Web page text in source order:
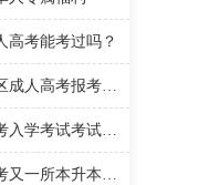
高考能考过吗？
人高考报考须知
考试考试考点安排
考学位英语院校公布！